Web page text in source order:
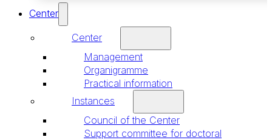
Center
Center
Management
Organigramme
Practical information
Instances
Council of the Center
Support committee for doctoral